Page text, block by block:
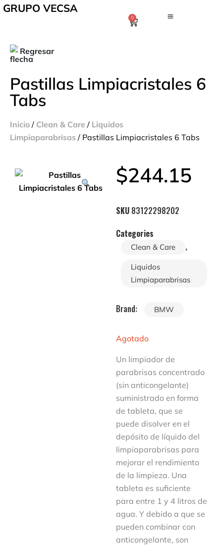
GRUPO VECSA
0
Regresar
Pastillas Limpiacristales 6
Tabs
Inicio / Clean & Care / Liquidos
Limpiaparabrisas / Pastillas Limpiacristales 6 Tabs
$244.15
SKU 83122298202
Categories
Clean & Care ,
Liquidos
Limpiaparabrisas
Brand: BMW
Agotado
Un limpiador de
parabrisas concentrado
(sin anticongelante)
suministrado en forma
de tableta, que se
puede disolver en el
depósito de líquido del
limpiaparabrisas para
mejorar el rendimiento
de la limpieza. Una
tableta es suficiente
para entre 1 y 4 litros de
agua. Y debido a que se
pueden combinar con
anticongelante, son